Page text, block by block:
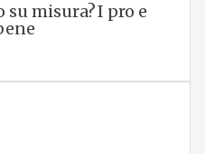
misura? I pro e